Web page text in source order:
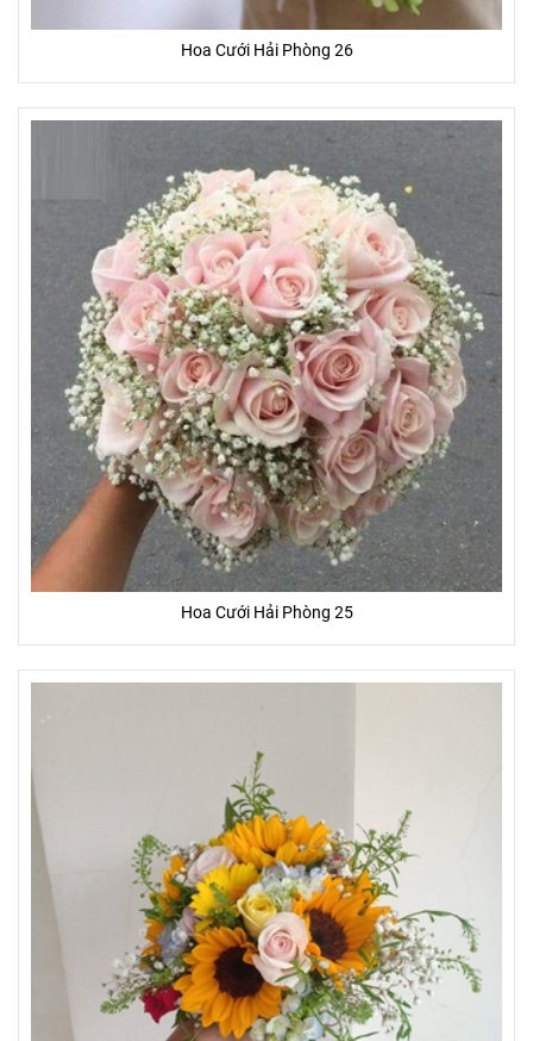
Hoa Cưới Hải Phòng 26
Hoa Cưới Hải Phòng 25